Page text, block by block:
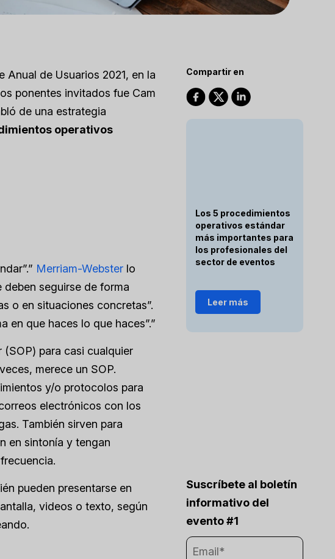
Anual de Usuarios 2021, en la
ponentes invitados fue Cam
de una estrategia
operativos
Merriam-Webster lo
seguirse de forma
o en situaciones concretas”.
en que haces lo que haces”.”
para casi cualquier
merece un SOP.
y/o protocolos para
electrónicos con los
También sirven para
en sintonía y tengan
pueden presentarse en
videos o texto, según
Compartir en
Los 5 procedimientos
operativos estándar
más importantes para
los profesionales del
sector de eventos
Leer más
Suscríbete al boletín
informativo del
evento #1